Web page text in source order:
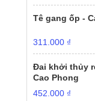
Tê gang ốp -
311.000 ₫
Đai khởi thủy
Cao Phong
452.000 ₫